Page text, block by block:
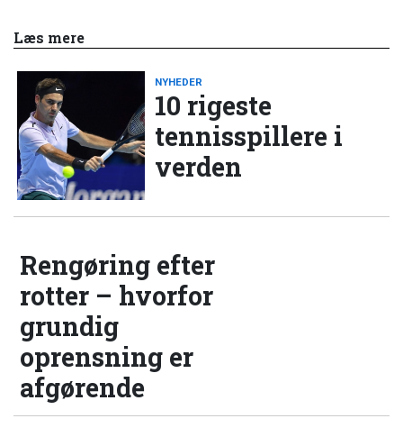
Læs mere
NYHEDER
10 rigeste
tennisspillere i
verden
Rengøring efter
rotter – hvorfor
grundig
oprensning er
afgørende